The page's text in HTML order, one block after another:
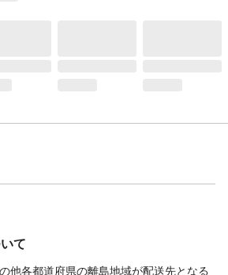
て
他各都道府県の離島地域が配送先となる